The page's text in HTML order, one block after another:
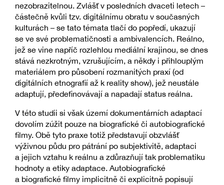
nezobrazitelnou. Zvlášť v posledních dvaceti letech –
částečně kvůli tzv. digitálnímu obratu v současných
kulturách – se tato témata tlačí do popředí, ukazují
se ve své problematičnosti a ambivalencích. Reálno,
jež se vine napříč rozlehlou mediální krajinou, se dnes
stává nezkrotným, vzrušujícím, a někdy i přihlouplým
materiálem pro působení rozmanitých praxí (od
digitálních etnografií až k reality show), jež neustále
adaptují, předefinovávají a napadají status reálna.
V této studii si však území dokumentárních adaptací
dovolím zúžit pouze na biografické či autobiografické
filmy. Obě tyto praxe totiž představují obzvlášť
výživnou půdu pro pátrání po subjektivitě, adaptaci
a jejich vztahu k reálnu a zdůrazňují tak problematiku
hodnoty a etiky adaptace. Autobiografické
a biografické filmy implicitně či explicitně popisují